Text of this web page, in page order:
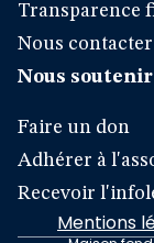
Transparence
Nous contacter
Nous soutenir
Faire un don
Adhérer à
Recevoir
Mentions